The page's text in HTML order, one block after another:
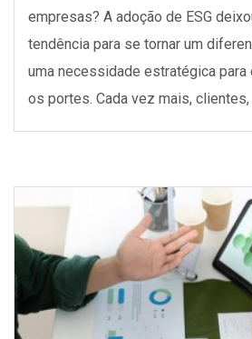
empresas? A adoção de ESG
tendência para se tornar um
uma necessidade estratégica
os portes. Cada vez mais, clientes,